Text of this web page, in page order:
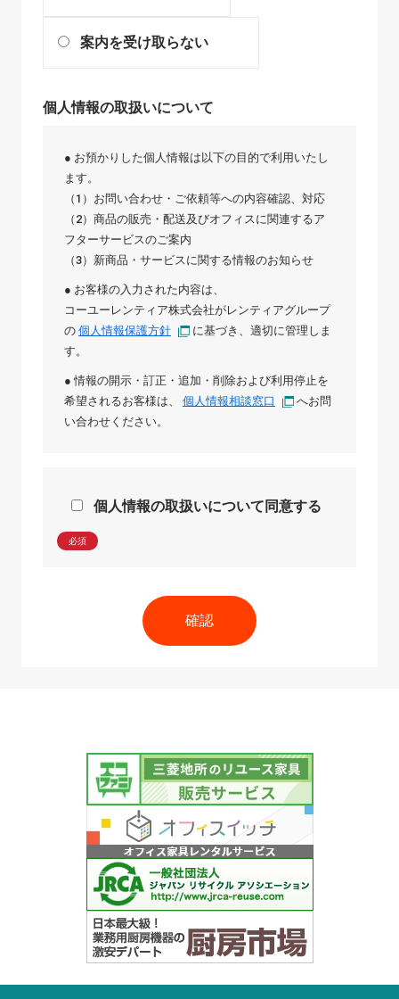
案内を受け取らない
個人情報の取扱いについて
● お預かりした個人情報は以下の目的で利用いたし
ます。
（1）お問い合わせ・ご依頼等への内容確認、対応
（2）商品の販売・配送及びオフィスに関連するア
フターサービスのご案内
（3）新商品・サービスに関する情報のお知らせ
● お客様の入力された内容は、
コーユーレンティア株式会社がレンティアグループ
の 個人情報保護方針
に基づき、適切に管理しま
す。
● 情報の開示・訂正・追加・削除および利用停止を
希望されるお客様は、 個人情報相談窓口
へお問
い合わせください。
個人情報の取扱いについて同意する
必須